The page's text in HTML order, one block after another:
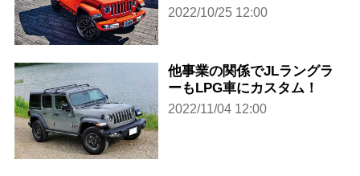
2022/10/25 12:00
他事業の関係でJLラングラ
ーもLPG車にカスタム！
2022/11/04 12:00